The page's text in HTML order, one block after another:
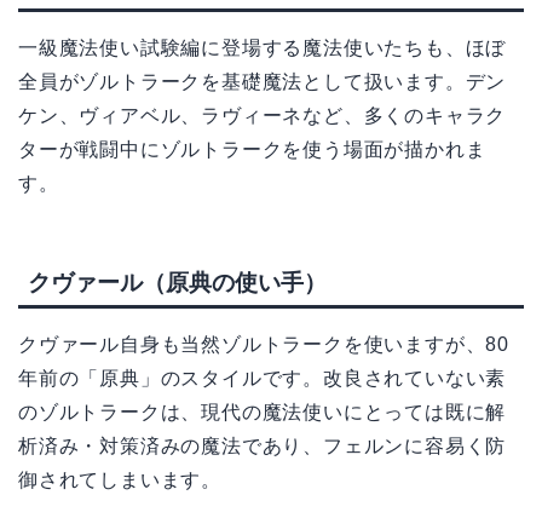
一級魔法使い試験編に登場する魔法使いたちも、ほぼ
全員がゾルトラークを基礎魔法として扱います。デン
ケン、ヴィアベル、ラヴィーネなど、多くのキャラク
ターが戦闘中にゾルトラークを使う場面が描かれま
す。
クヴァール（原典の使い手）
クヴァール自身も当然ゾルトラークを使いますが、80
年前の「原典」のスタイルです。改良されていない素
のゾルトラークは、現代の魔法使いにとっては既に解
析済み・対策済みの魔法であり、フェルンに容易く防
御されてしまいます。